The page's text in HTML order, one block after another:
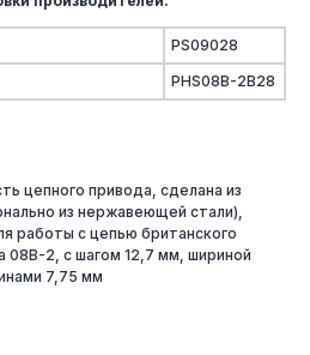
PS09028
PHS08B-2B28
цепного привода, сделана из
из нержавеющей стали),
работы с цепью британского
08B-2, с шагом 12,7 мм, шириной
7,75 мм